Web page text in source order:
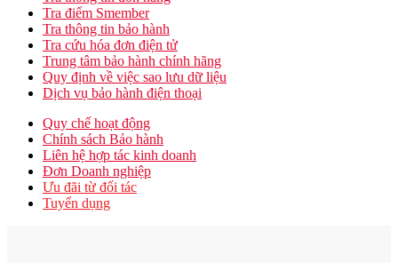
Tra điểm Smember
Tra thông tin bảo hành
Tra cứu hóa đơn điện tử
Trung tâm bảo hành chính hãng
Quy định về việc sao lưu dữ liệu
Dịch vụ bảo hành điện thoại
Quy chế hoạt động
Chính sách Bảo hành
Liên hệ hợp tác kinh doanh
Đơn Doanh nghiệp
Ưu đãi từ đối tác
Tuyển dụng